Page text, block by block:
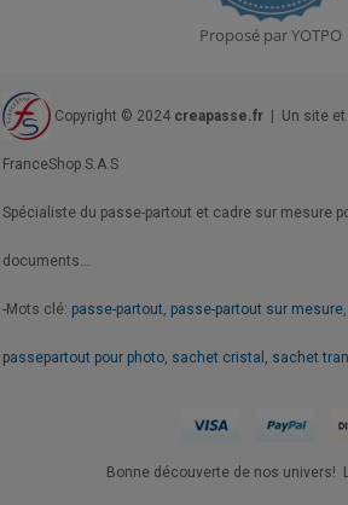
Proposé par YOTPO
Copyright © 2024 creapasse.fr | Un site et
FranceShop S.A.S
Spécialiste du passe-partout et cadre sur mesure
documents...
-Mots clé: passe-partout, passe-partout sur mesure,
passepartout pour photo, sachet cristal, sachet
Bonne découverte de nos univers!